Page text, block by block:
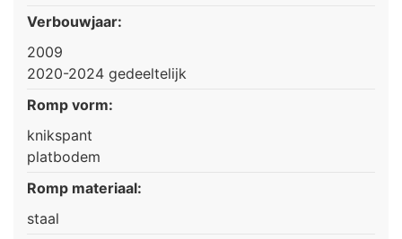
Verbouwjaar:
2009
2020-2024 gedeeltelijk
Romp vorm:
knikspant
platbodem
Romp materiaal:
staal